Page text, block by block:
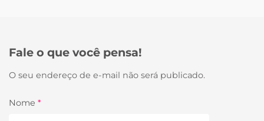
Fale o que você pensa!
O seu endereço de e-mail não será publicado.
Nome *